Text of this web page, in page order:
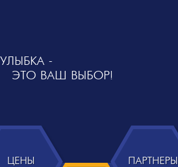
УЛЫБКА -
ЭТО ВАШ ВЫБОР!
ЦЕНЫ ПАРТНЕРЫ